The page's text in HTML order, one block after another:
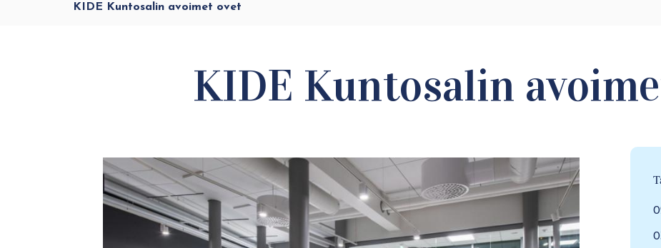
KIDE Kuntosalin avoimet ovet
KIDE Kuntosalin